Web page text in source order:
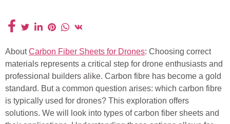
AboutCarbon Fiber Sheets for Drones: Choosing correct
materials represents a critical step for drone enthusiasts and
professional builders alike. Carbon fibre has become a gold
standard. But a common question arises: which carbon fibre
is typically used for drones? This exploration offers
solutions. We will look into types of carbon fiber sheets and